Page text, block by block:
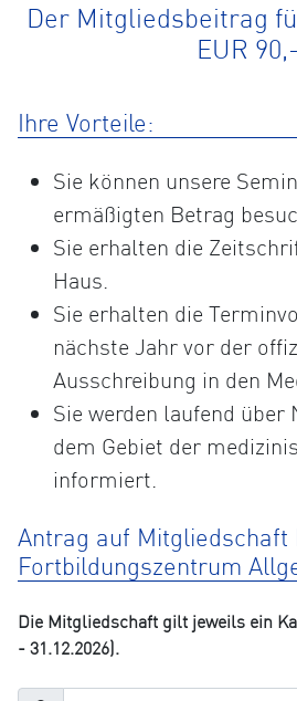
Der Mitgliedsbeitrag
EUR 90,-
Ihre Vorteile:
Sie können unsere
ermäßigten Betrag
Sie erhalten die
Haus.
Sie erhalten die
nächste Jahr vor der
Ausschreibung in den
Sie werden laufend über
dem Gebiet der
informiert.
Antrag auf Mitgliedschaft
Fortbildungszentrum
Die Mitgliedschaft gilt jeweils ein
- 31.12.2026).